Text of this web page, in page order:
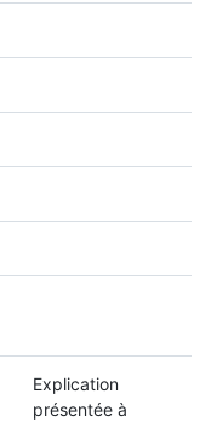
Explication
présentée à